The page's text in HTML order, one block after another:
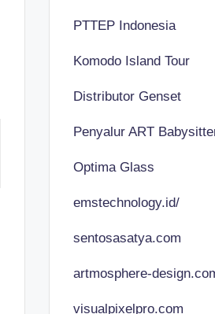
PTTEP Indonesia
Komodo Island Tour
Distributor Genset
Penyalur ART
Optima Glass
emstechnology.id/
sentosasatya.com
artmosphere-
visualpixelpro.com